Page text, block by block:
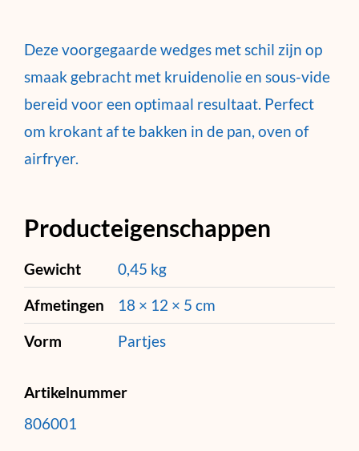
Deze voorgegaarde wedges met schil zijn op
smaak gebracht met kruidenolie en sous-vide
bereid voor een optimaal resultaat. Perfect
om krokant af te bakken in de pan, oven of
airfryer.
Producteigenschappen
Gewicht
0,45 kg
Afmetingen
18 × 12 × 5 cm
Vorm
Partjes
Artikelnummer
806001